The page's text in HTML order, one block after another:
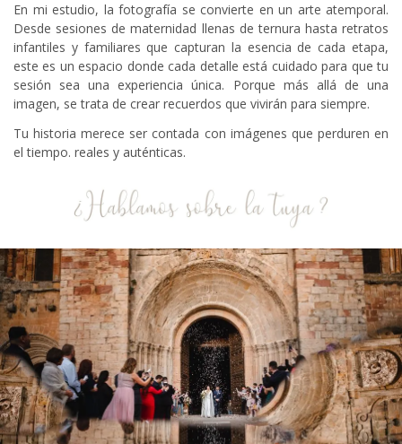
En mi estudio, la fotografía se convierte en un arte atemporal.
Desde sesiones de maternidad llenas de ternura hasta retratos
infantiles y familiares que capturan la esencia de cada etapa,
este es un espacio donde cada detalle está cuidado para que tu
sesión sea una experiencia única. Porque más allá de una
imagen, se trata de crear recuerdos que vivirán para siempre.
Tu historia merece ser contada con imágenes que perduren en
el tiempo. reales y auténticas.